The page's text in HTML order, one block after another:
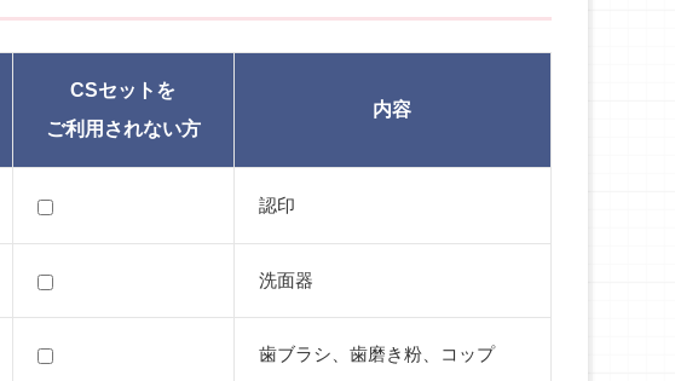
CSセットを
ご利用されない方
内容
認印
洗面器
歯ブラシ、歯磨き粉、コップ